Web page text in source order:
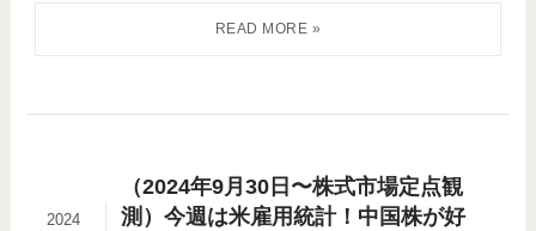
（2024年9月30日〜株式市場定点観
測）今週は米雇用統計！中国株が好
2024